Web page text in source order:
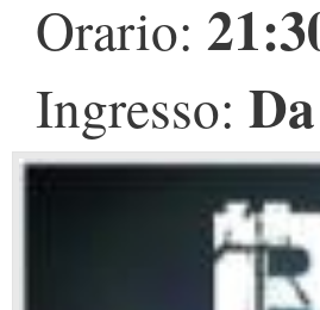
Orario:
Ingresso: